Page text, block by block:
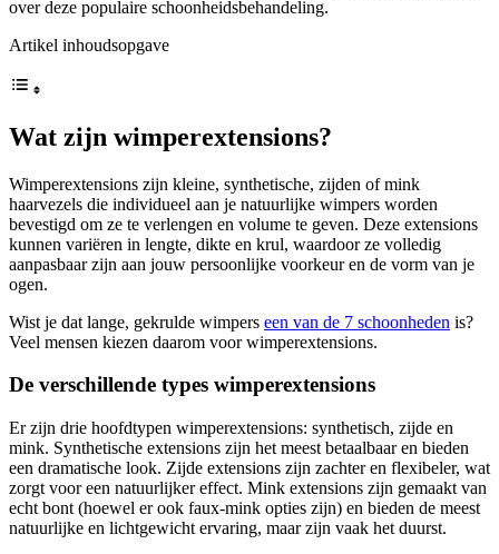
over deze populaire schoonheidsbehandeling.
Artikel inhoudsopgave
Wat zijn wimperextensions?
Wimperextensions zijn kleine, synthetische, zijden of mink
haarvezels die individueel aan je natuurlijke wimpers worden
bevestigd om ze te verlengen en volume te geven. Deze extensions
kunnen variëren in lengte, dikte en krul, waardoor ze volledig
aanpasbaar zijn aan jouw persoonlijke voorkeur en de vorm van je
ogen.
Wist je dat lange, gekrulde wimpers een van de 7 schoonheden is?
Veel mensen kiezen daarom voor wimperextensions.
De verschillende types wimperextensions
Er zijn drie hoofdtypen wimperextensions: synthetisch, zijde en
mink. Synthetische extensions zijn het meest betaalbaar en bieden
een dramatische look. Zijde extensions zijn zachter en flexibeler, wat
zorgt voor een natuurlijker effect. Mink extensions zijn gemaakt van
echt bont (hoewel er ook faux-mink opties zijn) en bieden de meest
natuurlijke en lichtgewicht ervaring, maar zijn vaak het duurst.